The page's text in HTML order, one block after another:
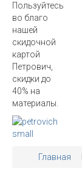
Пользуйтесь
во благо
нашей
скидочной
картой
Петрович,
скидки до
40% на
материалы.
Главная